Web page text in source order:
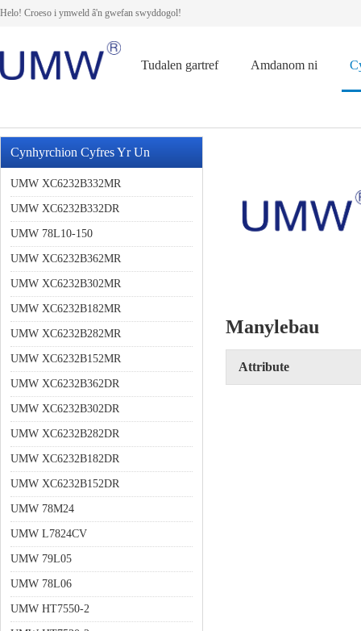
Helo! Croeso i ymweld â'n gwefan swyddogol!
Tudalen gartref Amdanom ni
Cynhyrchion Cyfres Yr Un
UMW XC6232B332MR
UMW XC6232B332DR
UMW 78L10-150
UMW XC6232B362MR
UMW XC6232B302MR
UMW XC6232B182MR
UMW XC6232B282MR
UMW XC6232B152MR
UMW XC6232B362DR
UMW XC6232B302DR
UMW XC6232B282DR
UMW XC6232B182DR
UMW XC6232B152DR
UMW 78M24
UMW L7824CV
UMW 79L05
UMW 78L06
UMW HT7550-2
Manylebau
Attribute